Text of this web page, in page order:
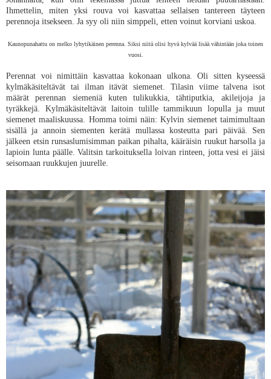
Ihmettelin, miten yksi rouva voi kasvattaa sellaisen tantereen täyteen
perennoja itsekseen. Ja syy oli niin simppeli, etten voinut korviani uskoa.
Kaunopunahattu on melko lyhytikäinen perenna. Siksi niitä olisi hyvä kylvää lisää vähintään joka toinen
vuosi.
Perennat voi nimittäin kasvattaa kokonaan ulkona. Oli sitten kyseessä
kylmäkäsiteltävät tai ilman itävät siemenet. Tilasin viime talvena isot
määrät perennan siemeniä kuten tulikukkia, tähtiputkia, akileijoja ja
tyräkkejä. Kylmäkäsiteltävät laitoin tulille tammikuun lopulla ja muut
siemenet maaliskuussa. Homma toimi näin: Kylvin siemenet taimimultaan
sisällä ja annoin siementen kerätä mullassa kosteutta pari päivää. Sen
jälkeen etsin runsaslumisimman paikan pihalta, kääräisin ruukut harsolla ja
lapioin lunta päälle. Valitsin tarkoituksella loivan rinteen, jotta vesi ei jäisi
seisomaan ruukkujen juurelle.